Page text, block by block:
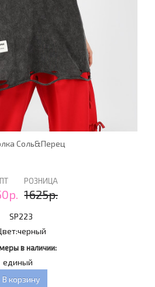
Соль&Перец
РОЗНИЦА
1625р.
SP223
черный
в наличии:
единый
В корзину